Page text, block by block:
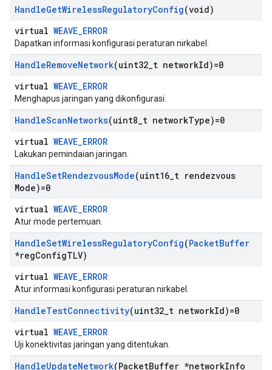
HandleGetWirelessRegulatoryConfig(void)
virtual WEAVE_ERROR
Dapatkan informasi konfigurasi peraturan nirkabel.
HandleRemoveNetwork(uint32 t networkId)=0
virtual WEAVE_ERROR
Menghapus jaringan yang dikonfigurasi.
HandleScanNetworks(uint8 t networkType)=0
virtual WEAVE_ERROR
Lakukan pemindaian jaringan.
HandleSetRendezvousMode(uint16 t rendezvous
Mode)=0
virtual WEAVE_ERROR
Atur mode pertemuan.
HandleSetWirelessRegulatoryConfig(PacketBuffer
*regConfigTLV)
virtual WEAVE_ERROR
Atur informasi konfigurasi peraturan nirkabel.
HandleTestConnectivity(uint32 t networkId)=0
virtual WEAVE_ERROR
Uji konektivitas jaringan yang ditentukan.
HandleUpdateNetwork(PacketBuffer *networkInfo